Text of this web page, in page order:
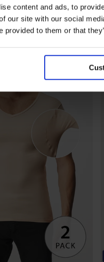
content and ads, to
our site with our social
provided to them or that